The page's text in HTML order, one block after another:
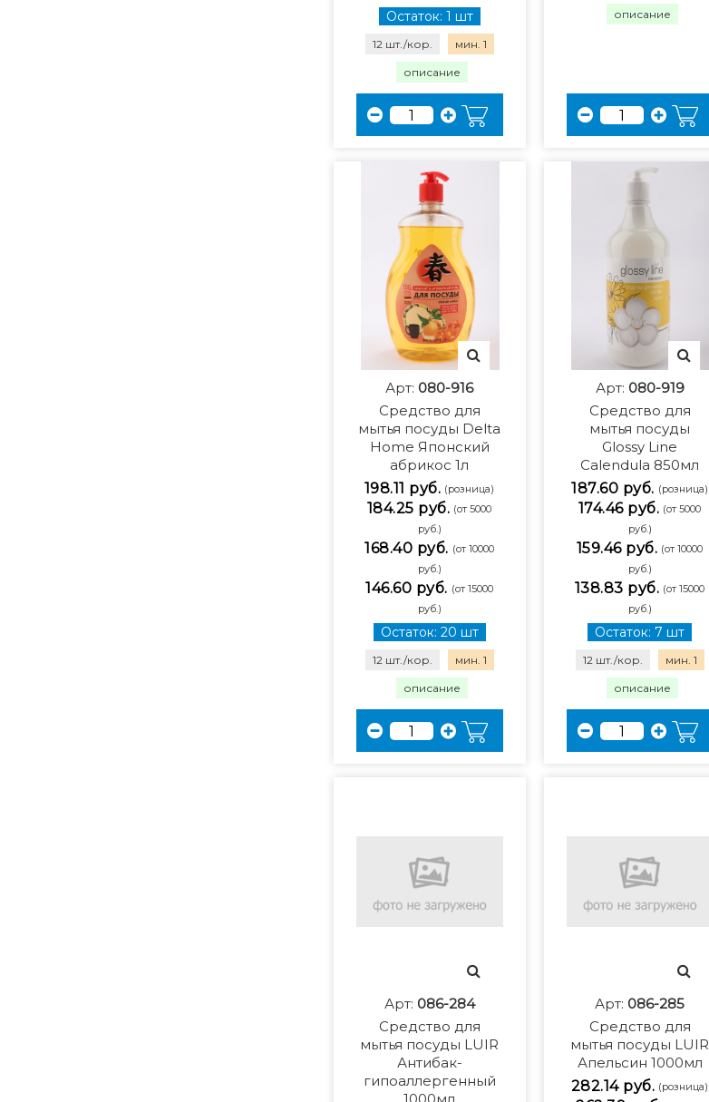
Остаток: 1 шт
12 шт./кор. мин. 1
описание
описание
Арт: 080-916
Средство для
мытья посуды Delta
Home Японский
абрикос 1л
198.11 руб. (розница)
184.25 руб. (от 5000
руб.)
168.40 руб. (от 10000
руб.)
146.60 руб. (от 15000
руб.)
Остаток: 20 шт
12 шт./кор. мин. 1
описание
Арт: 080-919
Средство для
мытья посуды
Glossy Line
Calendula 850мл
187.60 руб. (розница)
174.46 руб. (от 5000
руб.)
159.46 руб. (от 10000
руб.)
138.83 руб. (от 15000
руб.)
Остаток: 7 шт
12 шт./кор. мин. 1
описание
Арт: 086-284
Средство для
мытья посуды LUIR
Антибак-
гипоаллергенный
Арт: 086-285
Средство для
мытья посуды LUIR
Апельсин 1000мл
282.14 руб. (розница)